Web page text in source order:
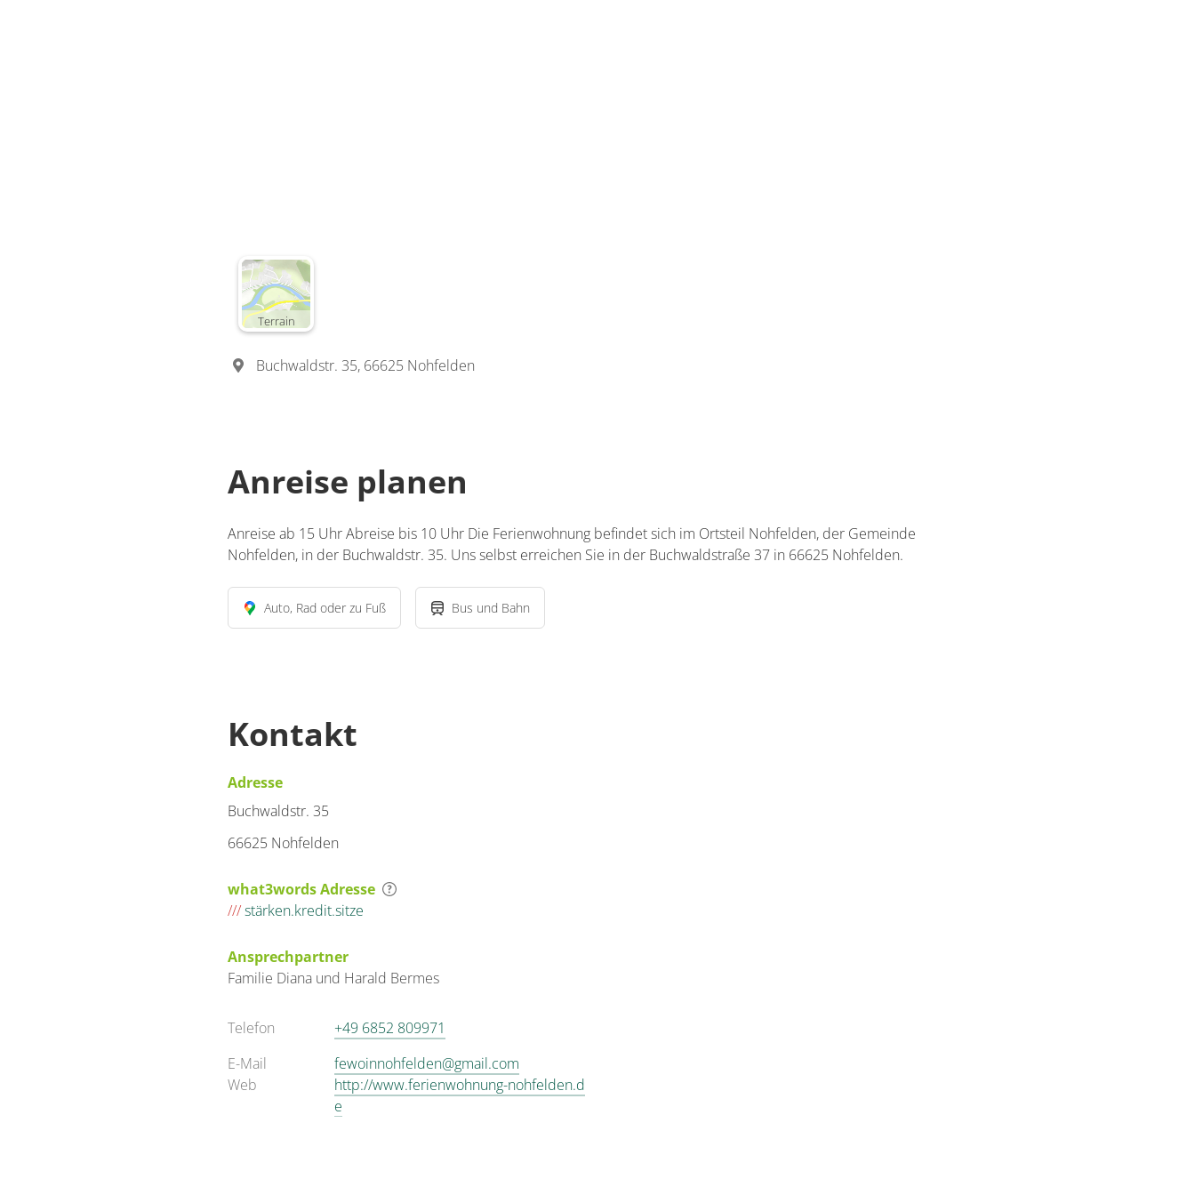
Terrain
Buchwaldstr. 35, 66625 Nohfelden
Anreise planen
Anreise ab 15 Uhr Abreise bis 10 Uhr Die Ferienwohnung befindet sich im Ortsteil Nohfelden, der Gemeinde
Nohfelden, in der Buchwaldstr. 35. Uns selbst erreichen Sie in der Buchwaldstraße 37 in 66625 Nohfelden.
Auto, Rad oder zu Fuß Bus und Bahn
Kontakt
Adresse
Buchwaldstr. 35
66625 Nohfelden
what3words Adresse
///stärken.kredit.sitze
Ansprechpartner
Familie Diana und Harald Bermes
Telefon
+49 6852 809971
E-Mail
fewoinnohfelden@gmail.com
Web
http://www.ferienwohnung-nohfelden.d
e